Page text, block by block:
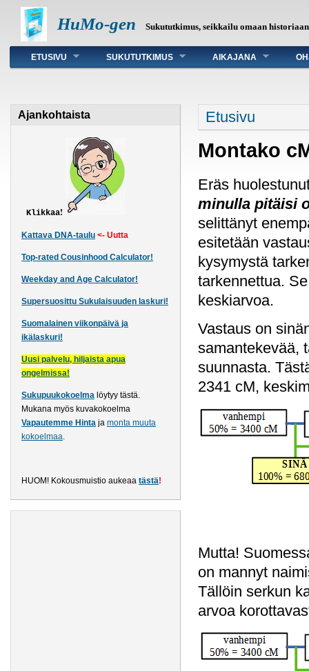
HuMo-gen Sukututkimus, seikkailu omaan historiaan
Päävalikko
ETUSIVU SUKUTUTKIMUS AIKAJANA
Ajankohtaista
Klikkaa!
Kattava DNA-taulu <- Uutta
Top-rated Cousinhood Calculator!
Weekday and Age Calculator!
Supersuosittu Sukulaisuuden laskuri!
Suomalainen viikonpäivä ja
ikälaskuri!
Uusi palvelu, hiljaista apua
ongelmissa!
Sukupuukokoelma löytyy tästä.
Mukana myös kuvakokoelma
Vapautemme Hinta ja monta muuta
kokoelmaa.
HUOM! Kokousmuistio aukeaa tästä!
Olet täällä
Etusivu
Montako
Eräs
minulla pitäisi
selittänyt
esitetään
kysymystä
tarkennettua.
keskiarvoa.
Vastaus on
samantekevää,
suunnasta.
2341 cM,
Mutta!
on mannyt
Tällöin serkun
arvoa